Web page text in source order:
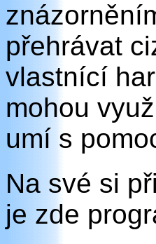
přehrávat
vlastnící
mohou
umí s
Na své si
je zde